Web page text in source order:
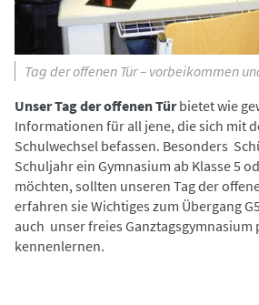
Tag der offenen Tür – vorbeikommen
Unser Tag der offenen Türbietet wie
Informationen für all jene, die sich mit
Schulwechsel befassen. Besonders
Schuljahr ein Gymnasium ab Klasse 5
möchten, sollten unseren Tag der
erfahren sie Wichtiges zum Übergang
auch unser freies Ganztagsgymnasium
kennenlernen.